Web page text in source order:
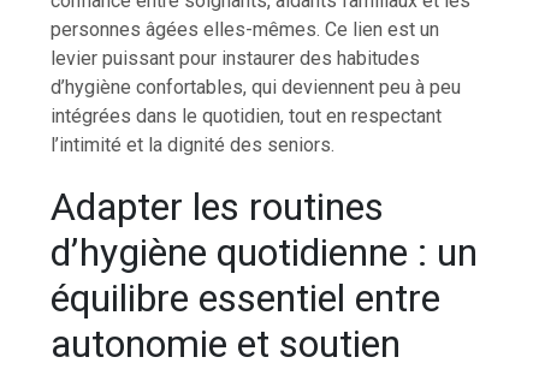
personnes âgées elles-mêmes. Ce lien est un
levier puissant pour instaurer des habitudes
d’hygiène confortables, qui deviennent peu à peu
intégrées dans le quotidien, tout en respectant
l’intimité et la dignité des seniors.
Adapter les routines
d’hygiène quotidienne : un
équilibre essentiel entre
autonomie et soutien